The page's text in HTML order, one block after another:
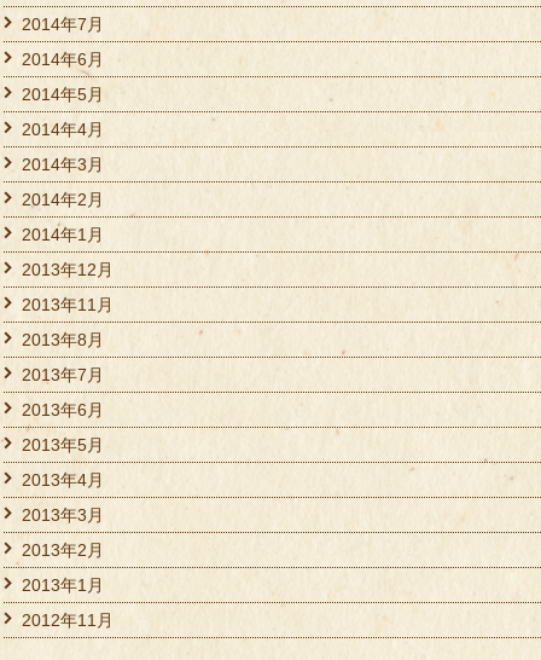
2014年7月
2014年6月
2014年5月
2014年4月
2014年3月
2014年2月
2014年1月
2013年12月
2013年11月
2013年8月
2013年7月
2013年6月
2013年5月
2013年4月
2013年3月
2013年2月
2013年1月
2012年11月